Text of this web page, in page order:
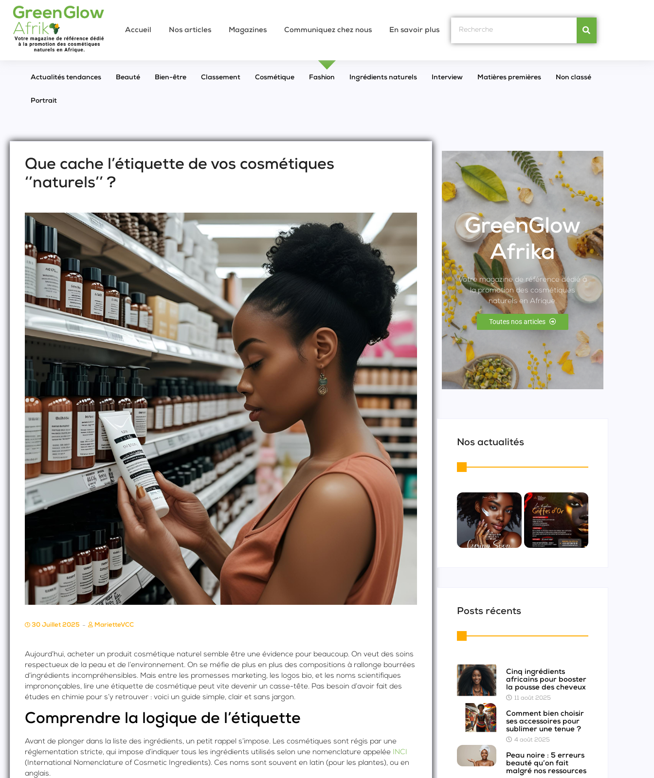
Accueil Nos articles Magazines Communiquez chez nous En savoir plus
Actualités tendances Beauté Bien-être Classement Cosmétique Fashion Ingrédients naturels Interview Matières premières Non classé
Portrait
Que cache l’étiquette de vos cosmétiques
‘’naturels’’ ?
30 Juillet 2025 MarietteVCC
Aujourd’hui, acheter un produit cosmétique naturel semble être une évidence pour beaucoup. On veut des soins
respectueux de la peau et de l’environnement. On se méfie de plus en plus des compositions à rallonge bourrées
d’ingrédients incompréhensibles. Mais entre les promesses marketing, les logos bio, et les noms scientifiques
imprononçables, lire une étiquette de cosmétique peut vite devenir un casse-tête. Pas besoin d’avoir fait des
études en chimie pour s’y retrouver : voici un guide simple, clair et sans jargon.
Comprendre la logique de l’étiquette
Avant de plonger dans la liste des ingrédients, un petit rappel s’impose. Les cosmétiques sont régis par une
réglementation stricte, qui impose d’indiquer tous les ingrédients utilisés selon une nomenclature appelée
INCI
(International Nomenclature of Cosmetic Ingredients). Ces noms sont souvent en latin (pour les plantes), ou en
anglais.
GreenGlow
Afrika
Votre magazine de référence dédié à
la promotion des cosmétiques
naturels en Afrique.
Toutes nos articles
Nos actualités
Posts récents
Cinq ingrédients
africains pour booster
la pousse des cheveux
11 août 2025
Comment bien choisir
ses accessoires pour
sublimer une tenue ?
4 août 2025
Peau noire : 5 erreurs
beauté qu’on fait
malgré nos ressources